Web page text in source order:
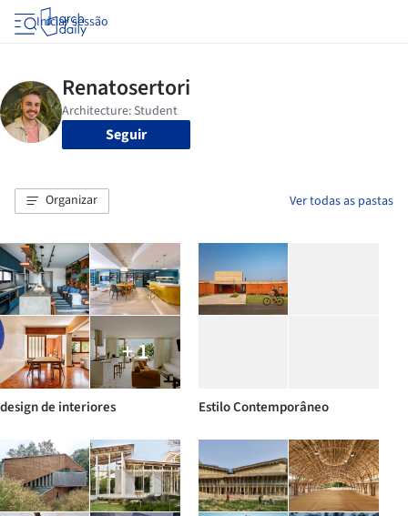
Iniciar sessão
Seguir
Organizar Ver todas as pastas
+ 1
design de interiores Estilo Contemporâneo